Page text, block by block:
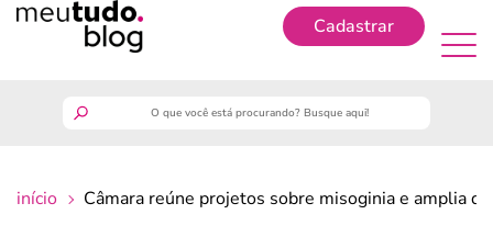
Cadastrar
início Câmara reúne projetos sobre misoginia e amplia